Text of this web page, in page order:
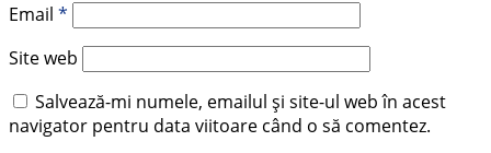
Email *
Site web
Salvează-mi numele, emailul și site-ul web în acest
navigator pentru data viitoare când o să comentez.